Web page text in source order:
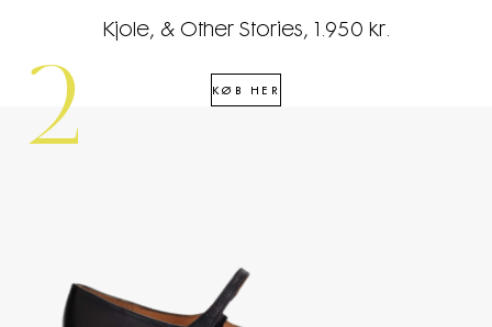
Kjole, & Other Stories, 1.950 kr.
KØB HER
2